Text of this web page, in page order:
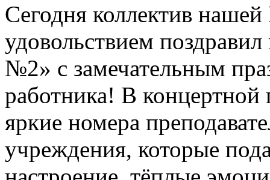
Сегодня коллектив
удовольствием
№2» с замечательным
работника! В
яркие номера
учреждения, которые